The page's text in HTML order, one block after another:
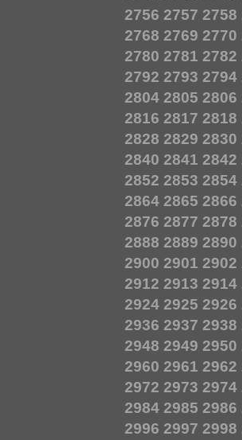
2756 2757 2758
2768 2769 2770
2780 2781 2782
2792 2793 2794
2804 2805 2806
2816 2817 2818
2828 2829 2830
2840 2841 2842
2852 2853 2854
2864 2865 2866
2876 2877 2878
2888 2889 2890
2900 2901 2902
2912 2913 2914
2924 2925 2926
2936 2937 2938
2948 2949 2950
2960 2961 2962
2972 2973 2974
2984 2985 2986
2996 2997 2998